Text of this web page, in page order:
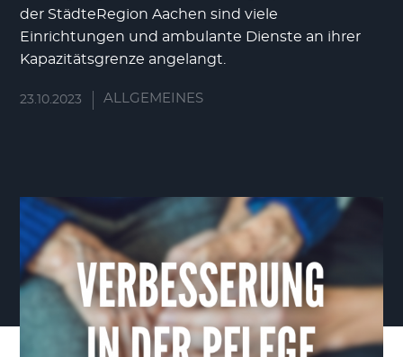
der StädteRegion Aachen sind viele
Einrichtungen und ambulante Dienste an ihrer
Kapazitätsgrenze angelangt.
23.10.2023 ALLGEMEINES